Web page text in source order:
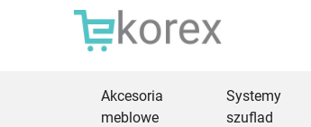
Akcesoria
meblowe
Systemy
szuflad